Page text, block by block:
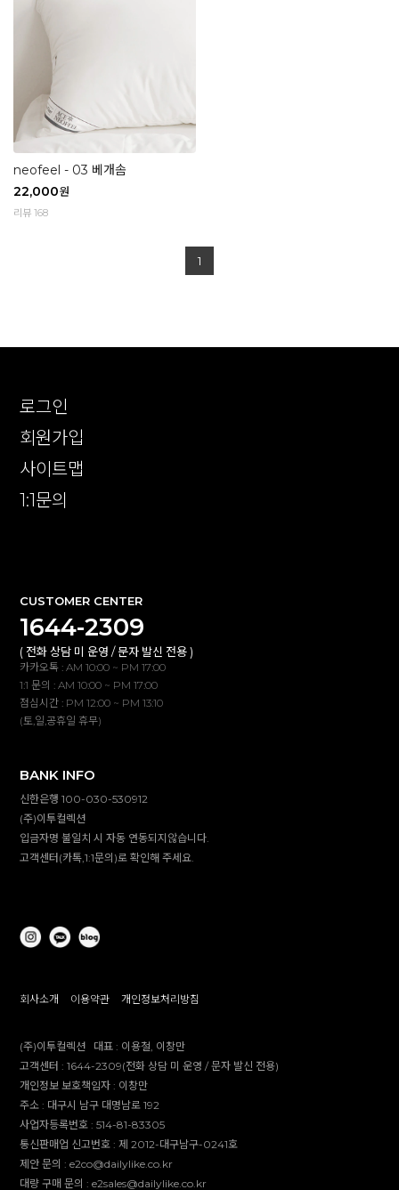
neofeel - 03 베개솜
22,000원
리뷰 168
1
로그인
회원가입
사이트맵
1:1문의
CUSTOMER CENTER
1644-2309
( 전화 상담 미 운영 / 문자 발신 전용 )
카카오톡 : AM 10:00 ~ PM 17:00
1:1 문의 : AM 10:00 ~ PM 17:00
점심시간 : PM 12:00 ~ PM 13:10
(토,일,공휴일 휴무)
BANK INFO
신한은행 100-030-530912
(주)이투컬렉션
입금자명 불일치 시 자동 연동되지않습니다.
고객센터(카톡,1:1문의)로 확인해 주세요.
회사소개 이용약관 개인정보처리방침
(주)이투컬렉션 대표 : 이용철, 이창만
고객센터 :1644-2309(전화 상담 미 운영 / 문자 발신 전용)
개인정보 보호책임자 : 이창만
주소 : 대구시 남구 대명남로 192
사업자등록번호 :514-81-83305
통신판매업 신고번호 :제 2012-대구남구-0241호
제안 문의 : e2co@dailylike.co.kr
대량 구매 문의 : e2sales@dailylike.co.kr